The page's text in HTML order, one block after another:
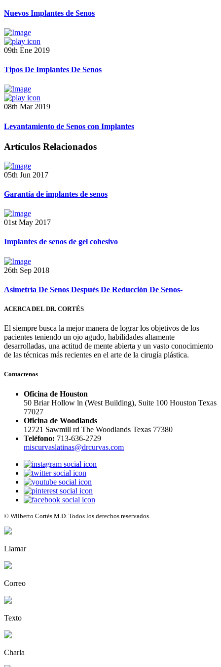
Nuevos Implantes de Senos
09th Ene 2019
Tipos De Implantes De Senos
08th Mar 2019
Levantamiento de Senos con Implantes
Artículos Relacionados
05th Jun 2017
Garantía de implantes de senos
01st May 2017
Implantes de senos de gel cohesivo
26th Sep 2018
Asimetría De Senos Después De Reducción De Senos-
ACERCA DEL DR. CORTÉS
El siempre busca la mejor manera de lograr los objetivos de los
pacientes teniendo un ojo agudo, habilidades altamente
desarrolladas, una actitud de mente abierta y un vasto conocimiento
de las técnicas más recientes en el arte de la cirugía plástica.
Contactenos
Oficina de Houston
50 Briar Hollow ln (West Building), Suite 100 Houston Texas
77027
Oficina de Woodlands
12721 Sawmill rd The Woodlands Texas 77380
Teléfono: 713-636-2729
miscurvaslatinas@drcurvas.com
© Wilberto Cortés M.D. Todos los derechos reservados.
Llamar
Correo
Texto
Charla